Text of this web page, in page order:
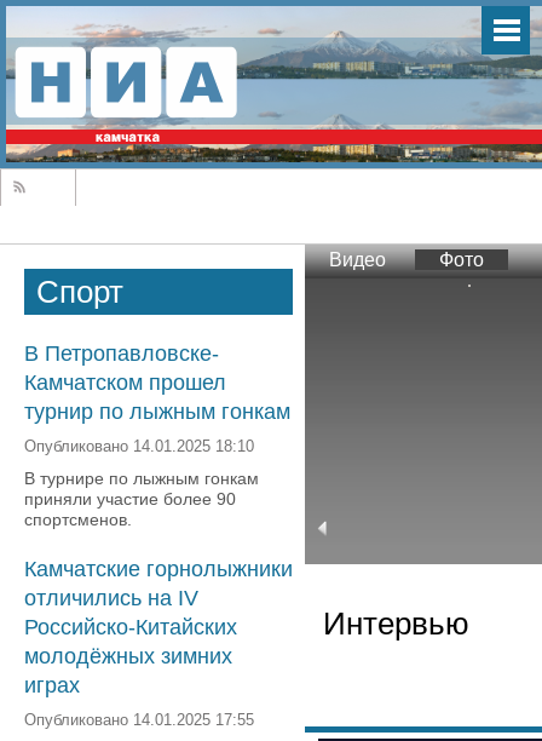
Спорт
В Петропавловске-
Камчатском прошел
турнир по лыжным гонкам
Опубликовано 14.01.2025 18:10
В турнире по лыжным гонкам
приняли участие более 90
спортсменов.
Камчатские горнолыжники
отличились на IV
Российско-Китайских
молодёжных зимних
играх
Опубликовано 14.01.2025 17:55
Видео Фото
Интервью